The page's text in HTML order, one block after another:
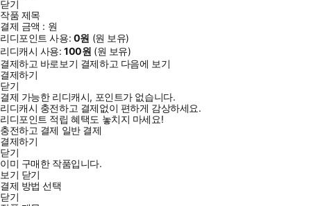
닫기
작품 제목
결제 금액 : 원
리디포인트 사용: 0원 (원 보유)
리디캐시 사용:100원 (원 보유)
결제하고 바로보기 결제하고 다음에 보기
결제하기
닫기
결제 가능한 리디캐시, 포인트가 없습니다.
리디캐시 충전하고 결제없이 편하게 감상하세요.
리디포인트 적립 혜택도 놓치지 마세요!
충전하고 결제 일반 결제
결제하기
닫기
이미 구매한 작품입니다.
보기 닫기
결제 방법 선택
닫기